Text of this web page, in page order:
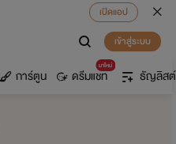
เปิดแอป
เข้าสู่ระบบ
การ์ตูน
มาใหม่
ดรีมแชท ธัญลิสต์